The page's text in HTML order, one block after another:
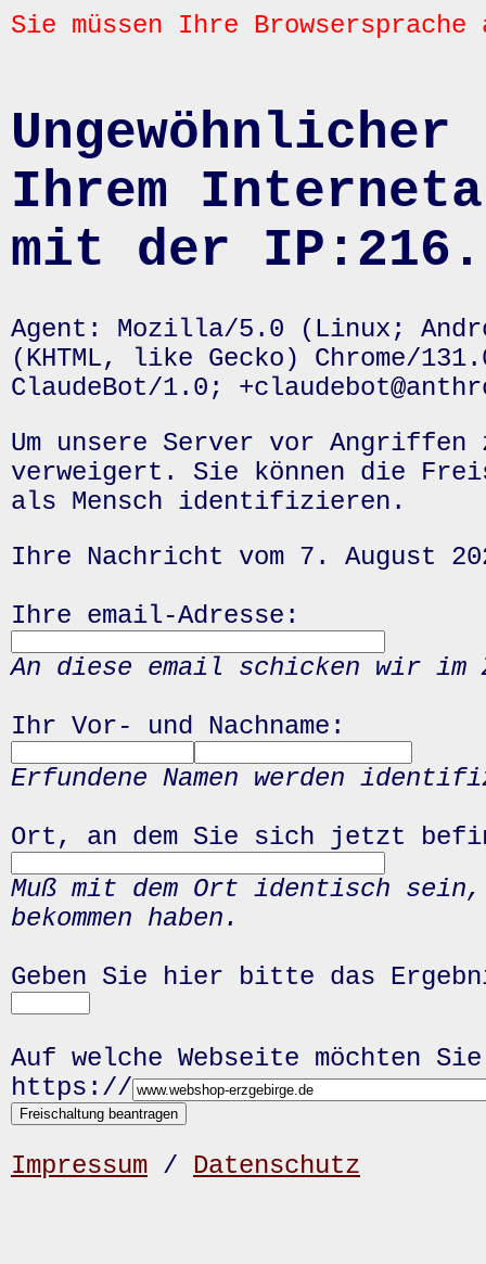
Sie müssen Ihre
Ihrem
mit der
Agent: Mozilla/5.0 (Linux;
(KHTML, like Gecko) Chrome/
ClaudeBot/1.0;
Um unsere Server vor
verweigert. Sie können die
als Mensch identifizieren.
Ihre Nachricht vom 7. August
Ihre email-Adresse:
An diese email schicken wir
Ihr Vor- und Nachname:
Erfundene Namen werden
Ort, an dem Sie sich jetzt
Muß mit dem Ort identisch
bekommen haben.
Geben Sie hier bitte das
Auf welche Webseite möchten
https://
Impressum / Datenschutz